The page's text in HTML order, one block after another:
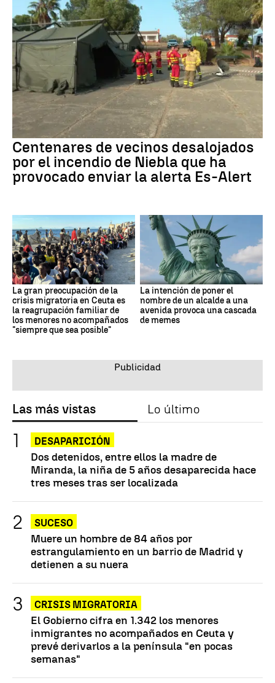
Centenares de vecinos desalojados
por el incendio de Niebla que ha
provocado enviar la alerta Es-Alert
La gran preocupación de la
crisis migratoria en Ceuta es
la reagrupación familiar de
los menores no acompañados
"siempre que sea posible"
La intención de poner el
nombre de un alcalde a una
avenida provoca una cascada
de memes
Las más vistas Lo último
DESAPARICIÓN
Dos detenidos, entre ellos la madre de
Miranda, la niña de 5 años desaparecida hace
tres meses tras ser localizada
SUCESO
Muere un hombre de 84 años por
estrangulamiento en un barrio de Madrid y
detienen a su nuera
CRISIS MIGRATORIA
El Gobierno cifra en 1.342 los menores
inmigrantes no acompañados en Ceuta y
prevé derivarlos a la península "en pocas
semanas"